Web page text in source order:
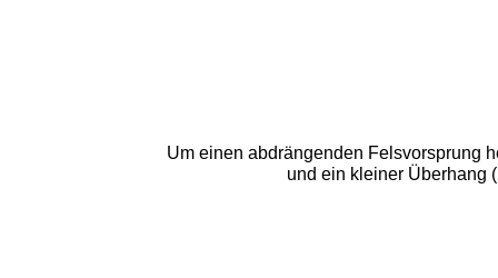
Um einen abdrängenden Felsvorsprung
und ein kleiner Überhang